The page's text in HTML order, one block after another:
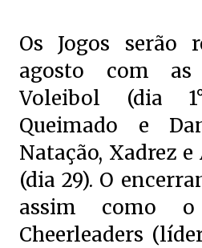
Os Jogos serão
agosto com
Voleibol (dia
Queimado e
Natação, Xadrez
(dia 29). O
assim como
Cheerleaders